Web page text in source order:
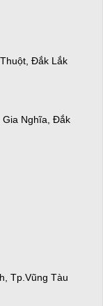
Đắk Lắk
Gia Nghĩa, Đắk
Tp.Vũng Tàu